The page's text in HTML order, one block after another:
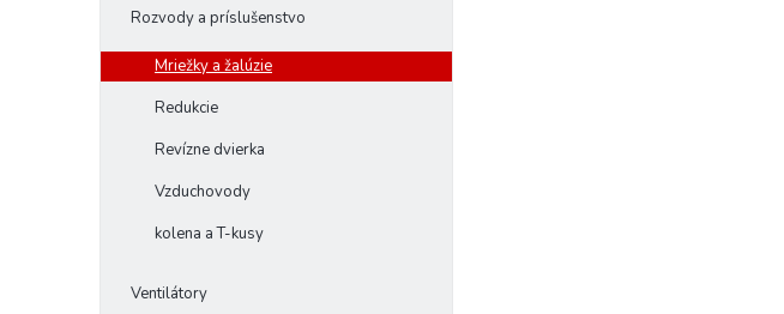
Rozvody a príslušenstvo
Mriežky a žalúzie
Redukcie
Revízne dvierka
Vzduchovody
kolena a T-kusy
Ventilátory